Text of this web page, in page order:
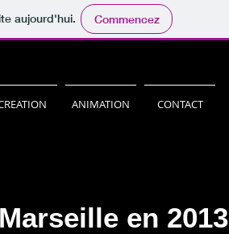
aujourd'hui. Commencez
ANIMATION CONTACT
en 2013